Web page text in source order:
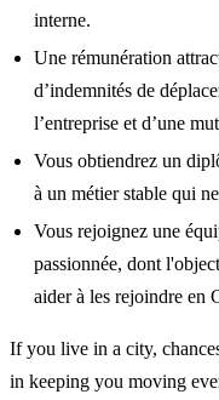
interne.
Une rémunération
d’indemnités de
l’entreprise et d’une
Vous obtiendrez un
à un métier stable qui
Vous rejoignez une
passionnée, dont
aider à les rejoindre en
If you live in a city,
in keeping you moving